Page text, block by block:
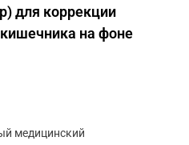
для коррекции
на фоне
медицинский